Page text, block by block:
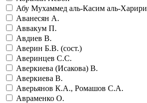
Абу Мухаммед аль-Касим аль-Харири
Аванесян А.
Аввакум П.
Авдиев В.
Аверин Б.В. (сост.)
Аверинцев С.С.
Аверкиева (Исакова) В.
Аверкиева В.
Аверьянов К.А., Ромашов С.А.
Авраменко О.